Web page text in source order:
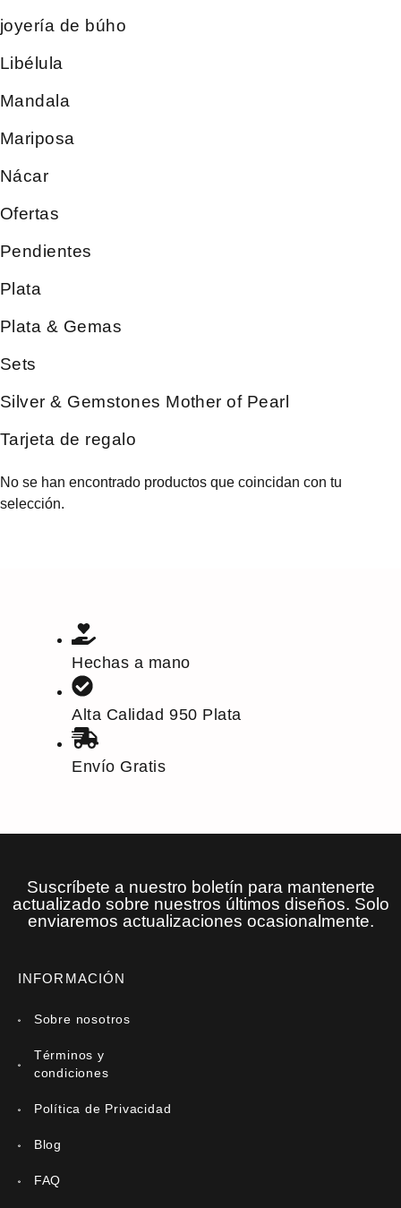
joyería de búho
Libélula
Mandala
Mariposa
Nácar
Ofertas
Pendientes
Plata
Plata & Gemas
Sets
Silver & Gemstones Mother of Pearl
Tarjeta de regalo
No se han encontrado productos que coincidan con tu
selección.
Hechas a mano
Alta Calidad 950 Plata
Envío Gratis
Suscríbete a nuestro boletín para mantenerte
actualizado sobre nuestros últimos diseños. Solo
enviaremos actualizaciones ocasionalmente.
INFORMACIÓN
Sobre nosotros
Términos y
condiciones
Política de Privacidad
Blog
FAQ